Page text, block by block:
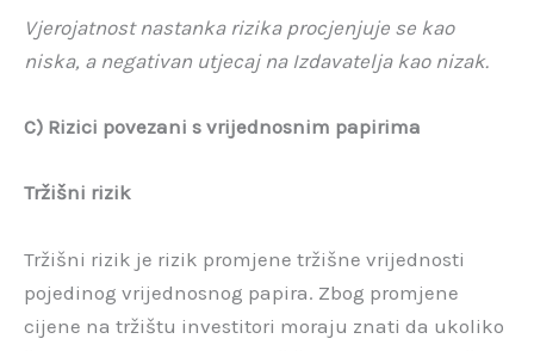
Vjerojatnost nastanka rizika procjenjuje se kao
niska, a negativan utjecaj na Izdavatelja kao nizak.
C) Rizici povezani s vrijednosnim papirima
Tržišni rizik
Tržišni rizik je rizik promjene tržišne vrijednosti
pojedinog vrijednosnog papira. Zbog promjene
cijene na tržištu investitori moraju znati da ukoliko